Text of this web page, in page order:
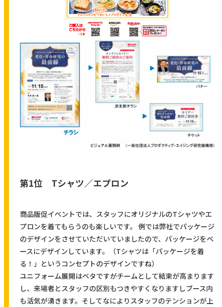
第1位 Tシャツ／エプロン
商品販促イベントでは、スタッフにオリジナルのTシャツやエ
プロンを着てもらうのも楽しいです。 例では弊社でパッケージ
のデザインをさせていただいていましたので、パッケージをベ
ースにデザインしています。（Tシャツは「パッケージを着
る！」というコンセプトのデザインですね）
ユニフォーム展開はベタですがチームとして結束が高まります
し、来場者とスタッフの区別もつきやすくなりますしブース内
も活気が湧きます。そしてなによりスタッフのテンションが上